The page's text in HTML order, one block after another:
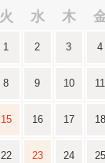
火 水 木
1 2 3 4
8 9 10 11
15 16 17 18
22 23 24 25